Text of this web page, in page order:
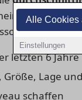
Alle Cookies
Einstellungen
Er wird
letzten 6 Jahre
Lage
schaffen